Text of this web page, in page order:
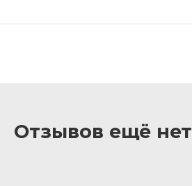
Отзывов ещё нет